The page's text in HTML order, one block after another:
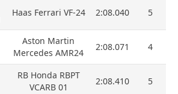
Haas Ferrari VF-24 2:08.040 5
Aston Martin
Mercedes AMR24
2:08.071 4
RB Honda RBPT
VCARB 01
2:08.410 5